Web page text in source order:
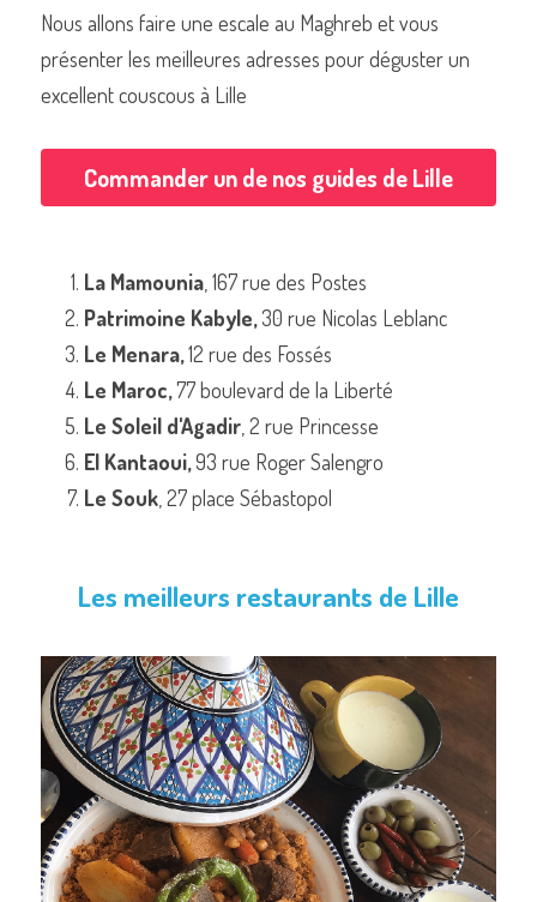
Nous allons faire une escale au Maghreb et vous
présenter les meilleures adresses pour déguster un
excellent couscous à Lille
Commander un de nos guides de Lille
La Mamounia , 167 rue des Postes
Patrimoine Kabyle, 30 rue Nicolas Leblanc
Le Menara, 12 rue des Fossés
Le Maroc, 77 boulevard de la Liberté
Le Soleil d'Agadir , 2 rue Princesse
El Kantaoui, 93 rue Roger Salengro
Le Souk , 27 place Sébastopol
Les meilleurs restaurants de Lille